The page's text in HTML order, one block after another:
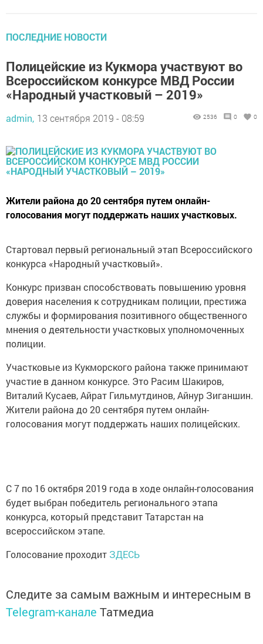
ПОСЛЕДНИЕ НОВОСТИ
Полицейские из Кукмора участвуют во
Всероссийском конкурсе МВД России
«Народный участковый – 2019»
admin, 13 сентября 2019 - 08:59 2536 0 0
Жители района до 20 сентября путем онлайн-
голосования могут поддержать наших участковых.
Стартовал первый региональный этап Всероссийского
конкурса «Народный участковый».
Конкурс призван способствовать повышению уровня
доверия населения к сотрудникам полиции, престижа
службы и формирования позитивного общественного
мнения о деятельности участковых уполномоченных
полиции.
Участковые из Кукморского района также принимают
участие в данном конкурсе. Это Расим Шакиров,
Виталий Кусаев, Айрат Гильмутдинов, Айнур Зиганшин.
Жители района до 20 сентября путем онлайн-
голосования могут поддержать наших полицейских.
С 7 по 16 октября 2019 года в ходе онлайн-голосования
будет выбран победитель регионального этапа
конкурса, который представит Татарстан на
всероссийском этапе.
Голосование проходит ЗДЕСЬ
Следите за самым важным и интересным в
Telegram-канале Татмедиа